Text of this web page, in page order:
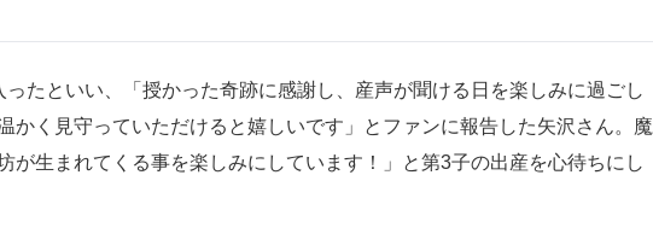
たといい、「授かった奇跡に感謝し、産声が聞ける日を楽しみに過ごし
かく見守っていただけると嬉しいです」とファンに報告した矢沢さん。魔
が生まれてくる事を楽しみにしています！」と第3子の出産を心待ちにし